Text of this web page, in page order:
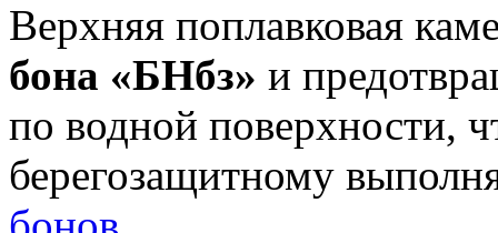
Верхняя поплавковая
бона «БНбз» и
по водной поверхности,
берегозащитному